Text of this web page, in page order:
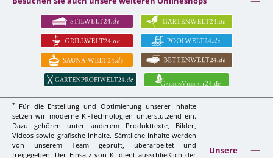
*
Für die Erstellung und Optimierung unserer Inhalte
setzen wir moderne KI-Technologien unterstützend ein.
Dazu gehören unter anderem Produkttexte, Bilder,
Videos sowie grafische Inhalte. Sämtliche Inhalte werden
von unserem Team geprüft, überarbeitet und
freigegeben. Der Einsatz von KI dient ausschließlich der
Unsere